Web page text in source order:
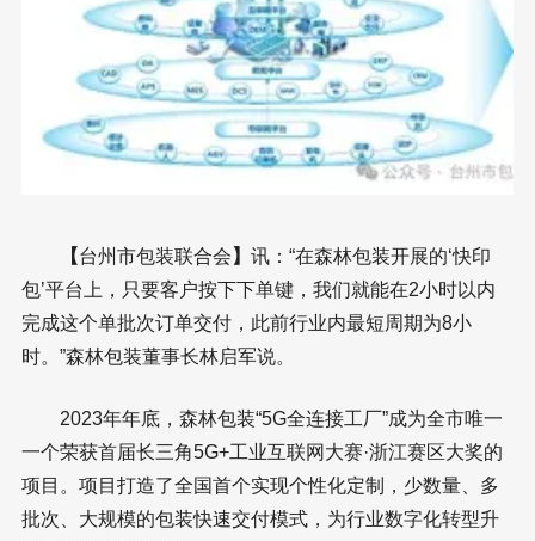
【台州市包装联合会 】 讯：“在森林包装开展的‘快印
包’平台上，只要客户按下下单键，我们就能在2小时以内
完成这个单批次订单交付，此前行业内最短周期为8小
时。”森林包装董事长林启军说。
2023年年底，森林包装“5G全连接工厂”成为全市唯一
一个荣获首届长三角5G+工业互联网大赛·浙江赛区大奖的
项目。项目打造了全国首个实现个性化定制，少数量、多
批次、大规模的包装快速交付模式，为行业数字化转型升